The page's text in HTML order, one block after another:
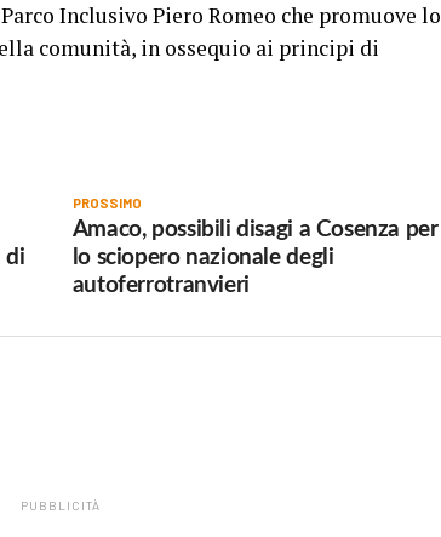
Inclusivo Piero Romeo che promuove lo
comunità, in ossequio ai principi di
PROSSIMO
Amaco, possibili disagi a Cosenza per
lo sciopero nazionale degli
autoferrotranvieri
di
PUBBLICITÀ